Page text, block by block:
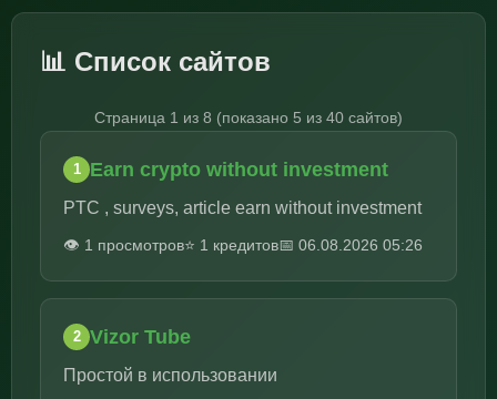
📊 Список сайтов
Страница 1 из 8 (показано 5 из 40 сайтов)
1 Earn crypto without investment
PTC , surveys, article earn without investment
👁️ 1 просмотров⭐ 1 кредитов📅 06.08.2026 05:26
2 Vizor Tube
Простой в использовании